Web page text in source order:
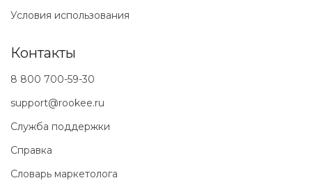
Условия использования
Контакты
8 800 700-59-30
support@rookee.ru
Служба поддержки
Справка
Словарь маркетолога